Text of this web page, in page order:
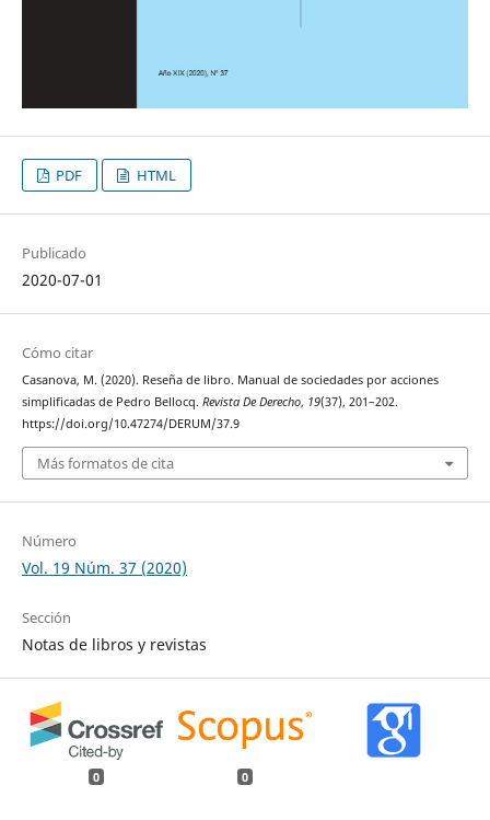
PDF HTML
Publicado
2020-07-01
Cómo citar
Casanova, M. (2020). Reseña de libro. Manual de sociedades por acciones
simplificadas de Pedro Bellocq. Revista De Derecho, 19(37), 201–202.
https://doi.org/10.47274/DERUM/37.9
Más formatos de cita
Número
Vol. 19 Núm. 37 (2020)
Sección
Notas de libros y revistas
0 0